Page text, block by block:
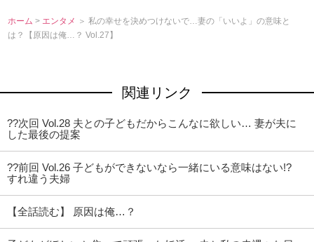
ホーム > エンタメ ＞ 私の幸せを決めつけないで…妻の「いいよ」の意味と
は？【原因は俺…？ Vol.27】
関連リンク
??次回 Vol.28 夫との子どもだからこんなに欲しい… 妻が夫に
した最後の提案
??前回 Vol.26 子どもができないなら一緒にいる意味はない!?
すれ違う夫婦
【全話読む】 原因は俺…？